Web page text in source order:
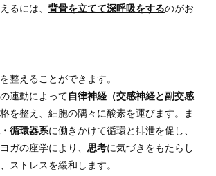
るには、 背骨を立てて深呼吸をするのがお
整えることができます。
連動によって自律神経（交感神経と副交感
を整え、細胞の隅々に酸素を運びます。ま
循環器系に働きかけて循環と排泄を促し、
ガの座学により、 思考に気づきをもたらし
ストレスを緩和します。